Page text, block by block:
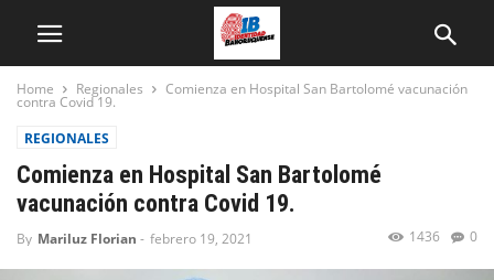
Home Regionales Comienza en Hospital San Bartolomé vacunación
contra Covid 19.
REGIONALES
Comienza en Hospital San Bartolomé
vacunación contra Covid 19.
By Mariluz Florian - febrero 19, 2021 0
1436